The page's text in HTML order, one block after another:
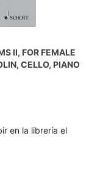
II, FOR FEMALE
CELLO, PIANO
en la librería el